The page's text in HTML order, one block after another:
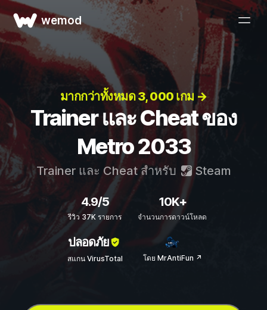
wemod
มากกว่าทั้งหมด 3, 000 เกม →
Trainer และ Cheat ของ
Metro 2033
Trainer และ Cheat สำหรับ Steam
4.9/5
รีวิว 37K รายการ
10K+
จำนวนการดาวน์โหลด
ปลอดภัย
สแกน VirusTotal โดย MrAntiFun ↗